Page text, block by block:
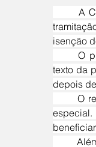
isenção
	O presidente da Casa, Hugo Motta (Republicanos-PB), anunciou que a data para votação do
texto da
depois
	O relatório foi elaborado pelo deputado Arthur Lira (PP-AL) e já foi aprovado por uma comissão
	Além disso, o texto prevê redução parcial da tributação para rendas entre R$ 5 mil e R$ 7,3 mil —